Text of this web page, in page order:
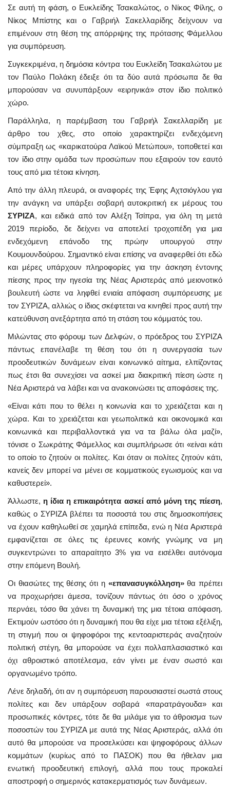
Σε αυτή τη φάση, ο Ευκλείδης Τσακαλώτος, ο Νίκος Φίλης, ο
Νίκος Μπίστης και ο Γαβριήλ Σακελλαρίδης δείχνουν να
επιμένουν στη θέση της απόρριψης της πρότασης Φάμελλου
για συμπόρευση.
Συγκεκριμένα, η δημόσια κόντρα του Ευκλείδη Τσακαλώτου με
τον Παύλο Πολάκη έδειξε ότι τα δύο αυτά πρόσωπα δε θα
μπορούσαν να συνυπάρξουν «ειρηνικά» στον ίδιο πολιτικό
χώρο.
Παράλληλα, η παρέμβαση του Γαβριήλ Σακελλαρίδη με
άρθρο του χθες, στο οποίο χαρακτηρίζει ενδεχόμενη
σύμπραξη ως «καρικατούρα Λαϊκού Μετώπου», τοποθετεί και
τον ίδιο στην ομάδα των προσώπων που εξαιρούν τον εαυτό
τους από μια τέτοια κίνηση.
Από την άλλη πλευρά, οι αναφορές της Έφης Αχτσιόγλου για
την ανάγκη να υπάρξει σοβαρή αυτοκριτική εκ μέρους του
ΣΥΡΙΖΑ, και ειδικά από τον Αλέξη Τσίπρα, για όλη τη μετά
2019 περίοδο, δε δείχνει να αποτελεί τροχοπέδη για μια
ενδεχόμενη επάνοδο της πρώην υπουργού στην
Κουμουνδούρου. Σημαντικό είναι επίσης να αναφερθεί ότι εδώ
και μέρες υπάρχουν πληροφορίες για την άσκηση έντονης
πίεσης προς την ηγεσία της Νέας Αριστεράς από μειονοτικό
βουλευτή ώστε να ληφθεί ενιαία απόφαση συμπόρευσης με
τον ΣΥΡΙΖΑ, αλλιώς ο ίδιος σκέφτεται να κινηθεί προς αυτή την
κατεύθυνση ανεξάρτητα από τη στάση του κόμματός του.
Μιλώντας στο φόρουμ των Δελφών, ο πρόεδρος του ΣΥΡΙΖΑ
πάντως επανέλαβε τη θέση του ότι η συνεργασία των
προοδευτικών δυνάμεων είναι κοινωνικό αίτημα, ελπίζοντας
πως έτσι θα συνεχίσει να ασκεί μια διακριτική πίεση ώστε η
Νέα Αριστερά να λάβει και να ανακοινώσει τις αποφάσεις της.
«Είναι κάτι που το θέλει η κοινωνία και το χρειάζεται και η
χώρα. Και το χρειάζεται και γεωπολιτικά και οικονομικά και
κοινωνικά και περιβαλλοντικά για να τα βάλω όλα μαζί»,
τόνισε ο Σωκράτης Φάμελλος και συμπλήρωσε ότι «είναι κάτι
το οποίο το ζητούν οι πολίτες. Και όταν οι πολίτες ζητούν κάτι,
κανείς δεν μπορεί να μένει σε κομματικούς εγωισμούς και να
καθυστερεί».
Άλλωστε, η ίδια η επικαιρότητα ασκεί από μόνη της πίεση,
καθώς ο ΣΥΡΙΖΑ βλέπει τα ποσοστά του στις δημοσκοπήσεις
να έχουν καθηλωθεί σε χαμηλά επίπεδα, ενώ η Νέα Αριστερά
εμφανίζεται σε όλες τις έρευνες κοινής γνώμης να μη
συγκεντρώνει το απαραίτητο 3% για να εισέλθει αυτόνομα
στην επόμενη Βουλή.
Οι θιασώτες της θέσης ότι η«επανασυγκόλληση»θα πρέπει
να προχωρήσει άμεσα, τονίζουν πάντως ότι όσο ο χρόνος
περνάει, τόσο θα χάνει τη δυναμική της μια τέτοια απόφαση.
Εκτιμούν ωστόσο ότι η δυναμική που θα είχε μια τέτοια εξέλιξη,
τη στιγμή που οι ψηφοφόροι της κεντοαριστεράς αναζητούν
πολιτική στέγη, θα μπορούσε να έχει πολλαπλασιαστικό και
όχι αθροιστικό αποτέλεσμα, εάν γίνει με έναν σωστό και
οργανωμένο τρόπο.
Λένε δηλαδή, ότι αν η συμπόρευση παρουσιαστεί σωστά στους
πολίτες και δεν υπάρξουν σοβαρά «παρατράγουδα» και
προσωπικές κόντρες, τότε δε θα μιλάμε για το άθροισμα των
ποσοστών του ΣΥΡΙΖΑ με αυτά της Νέας Αριστεράς, αλλά ότι
αυτό θα μπορούσε να προσελκύσει και ψηφοφόρους άλλων
κομμάτων (κυρίως από το ΠΑΣΟΚ) που θα ήθελαν μια
ενωτική προοδευτική επιλογή, αλλά που τους προκαλεί
αποστροφή ο σημερινός κατακερματισμός των δυνάμεων.